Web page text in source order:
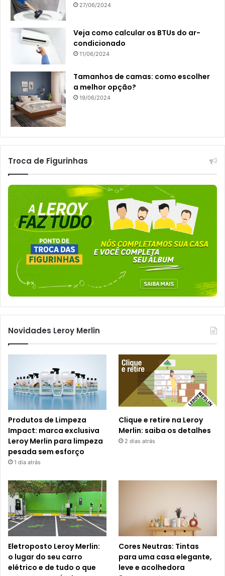
27/06/2024
Veja como calcular os BTUs do ar-
condicionado
11/06/2024
Tamanhos de camas: como escolher
a melhor opção?
19/06/2024
Troca de Figurinhas
Novidades Leroy Merlin
Produtos de Limpeza
Impact: marca exclusiva
Leroy Merlin para limpeza
pesada sem esforço
1 dia atrás
Clique e retire na Leroy
Merlin: saiba os detalhes
2 dias atrás
Eletroposto Leroy Merlin:
o lugar do seu carro
elétrico e de tudo o que
Cores Neutras: Tintas
para uma casa elegante,
leve e acolhedora